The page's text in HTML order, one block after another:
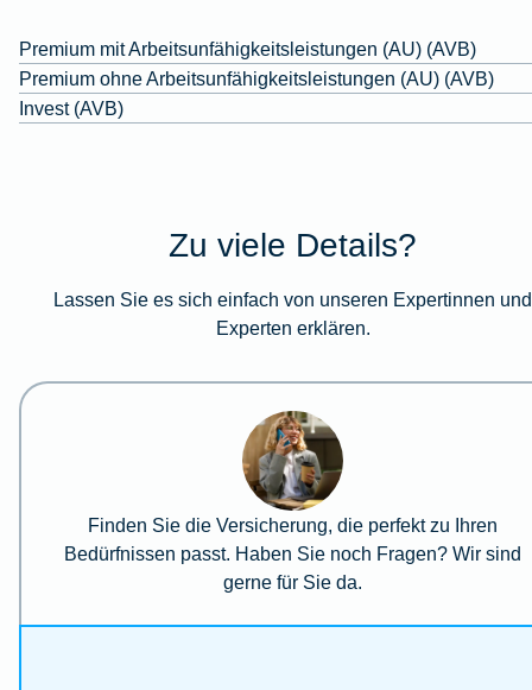
Premium mit Arbeitsunfähigkeitsleistungen (AU) (AVB)
Premium ohne Arbeitsunfähigkeitsleistungen (AU) (AVB)
Invest (AVB)
Zu viele Details?
Lassen Sie es sich einfach von unseren Expertinnen und
Experten erklären.
Finden Sie die Versicherung, die perfekt zu Ihren
Bedürfnissen passt. Haben Sie noch Fragen? Wir sind
gerne für Sie da.